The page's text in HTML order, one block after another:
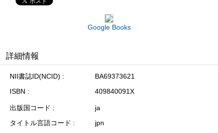
Google Books
詳細情報
NII書誌ID(NCID)
BA69373621
ISBN
409840091X
出版国コード
ja
タイトル言語コード
jpn